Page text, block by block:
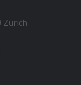
Zürich